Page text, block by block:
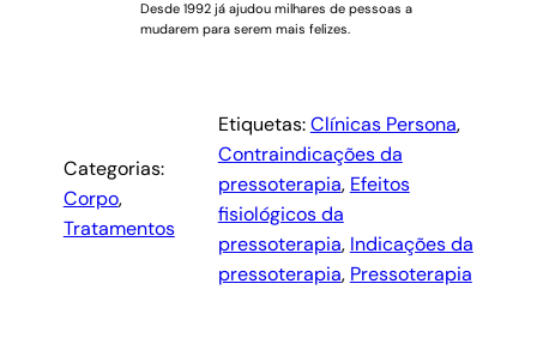
Desde 1992 já ajudou milhares de pessoas a
mudarem para serem mais felizes.
Categorias:
Corpo,
Tratamentos
Etiquetas:Clínicas Persona,
Contraindicações da
pressoterapia, Efeitos
fisiológicos da
pressoterapia, Indicações da
pressoterapia, Pressoterapia